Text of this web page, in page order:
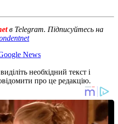
в Telegram. Підписуйтесь на
News
необхідний текст і
про це редакцію.